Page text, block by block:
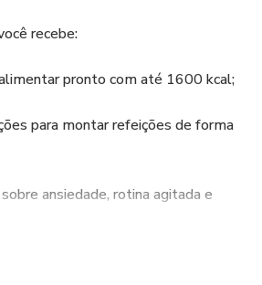
recebe:
pronto com até 1600 kcal;
para montar refeições de forma
ansiedade, rotina agitada e